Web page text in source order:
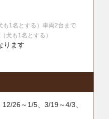
も1名とする）車両2台まで
犬も1名とする）
ります
26～1/5、3/19～4/3、